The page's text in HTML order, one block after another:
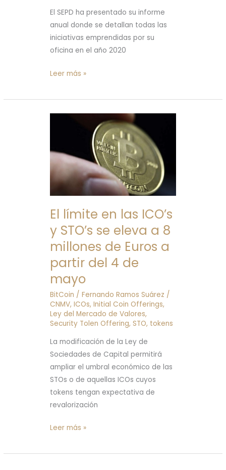
El SEPD ha presentado su informe
anual donde se detallan todas las
iniciativas emprendidas por su
oficina en el año 2020
Leer más »
El límite en las ICO’s
y STO’s se eleva a 8
millones de Euros a
partir del 4 de
mayo
BitCoin / Fernando Ramos Suárez /
CNMV, ICOs, Initial Coin Offerings,
Ley del Mercado de Valores,
Security Tolen Offering, STO, tokens
La modificación de la Ley de
Sociedades de Capital permitirá
ampliar el umbral económico de las
STOs o de aquellas ICOs cuyos
tokens tengan expectativa de
revalorización
ICO’s
y
STO’s
se
eleva
a
8
millones
de
Euros
a
partir
del
de
mayo
Leer más »